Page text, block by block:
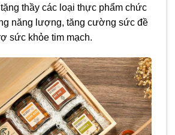
thầy các loại thực phẩm chức
năng lượng, tăng cường sức đề
sức khỏe tim mạch.